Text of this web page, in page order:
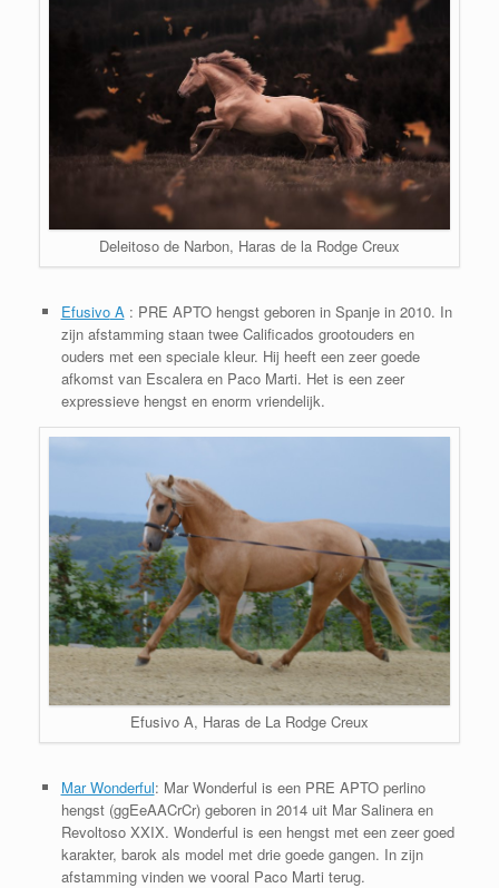
Deleitoso de Narbon, Haras de la Rodge Creux
EfusivoA : PRE APTO hengst geboren in Spanje in 2010. In
zijn afstamming staan twee Calificados grootouders en
ouders met een speciale kleur. Hij heeft een zeer goede
afkomst van Escalera en Paco Marti. Het is een zeer
expressieve hengst en enorm vriendelijk.
Efusivo A, Haras de La Rodge Creux
Mar Wonderful: Mar Wonderful is een PRE APTO perlino
hengst (ggEeAACrCr) geboren in 2014 uit Mar Salinera en
Revoltoso XXIX. Wonderful is een hengst met een zeer goed
karakter, barok als model met drie goede gangen. In zijn
afstamming vinden we vooral Paco Marti terug.